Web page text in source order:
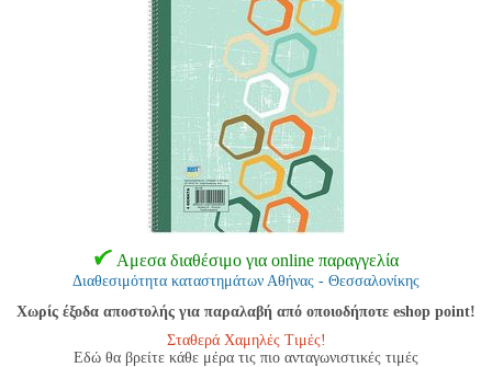
Αμεσα διαθέσιμο για online παραγγελία
Διαθεσιμότητα καταστημάτων Αθήνας - Θεσσαλονίκης
Χωρίς έξοδα αποστολής για παραλαβή από οποιοδήποτε eshop point!
Σταθερά Χαμηλές Τιμές!
Εδώ θα βρείτε κάθε μέρα τις πιο ανταγωνιστικές τιμές